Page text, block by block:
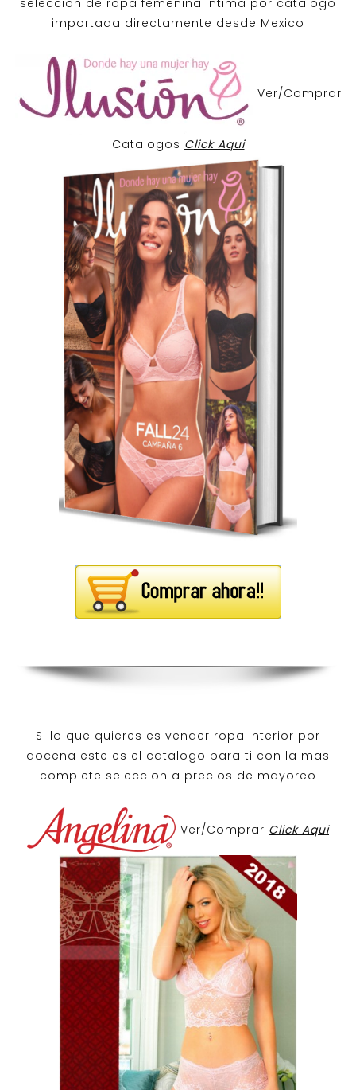
importada directamente desde Mexico
Ver/Comprar
Catalogos Click Aqui
Si lo que quieres es vender ropa interior por
docena este es el catalogo para ti con la mas
complete seleccion a precios de mayoreo
Ver/Comprar Click Aqui